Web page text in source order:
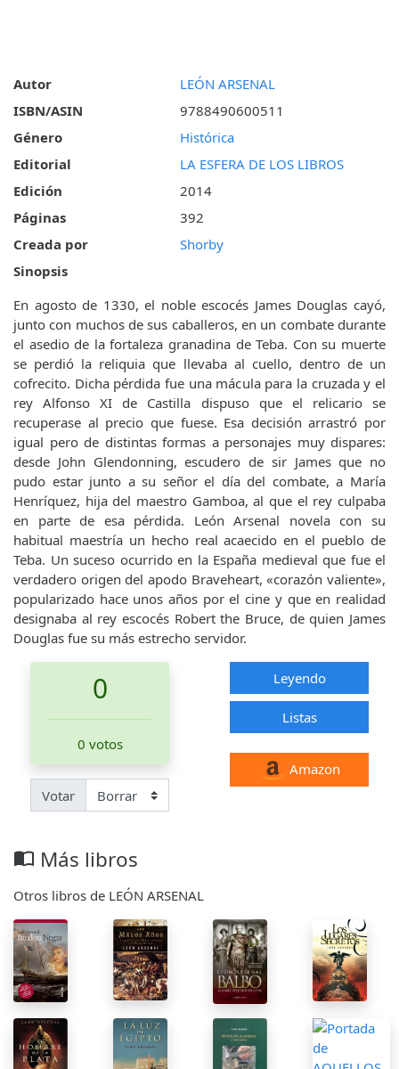
Autor
LEÓN ARSENAL
ISBN/ASIN
9788490600511
Género
Histórica
Editorial
LA ESFERA DE LOS LIBROS
Edición
2014
Páginas
392
Creada por
Shorby
Sinopsis
En agosto de 1330, el noble escocés James Douglas cayó,
junto con muchos de sus caballeros, en un combate durante
el asedio de la fortaleza granadina de Teba. Con su muerte
se perdió la reliquia que llevaba al cuello, dentro de un
cofrecito. Dicha pérdida fue una mácula para la cruzada y el
rey Alfonso XI de Castilla dispuso que el relicario se
recuperase al precio que fuese. Esa decisión arrastró por
igual pero de distintas formas a personajes muy dispares:
desde John Glendonning, escudero de sir James que no
pudo estar junto a su señor el día del combate, a María
Henríquez, hija del maestro Gamboa, al que el rey culpaba
en parte de esa pérdida. León Arsenal novela con su
habitual maestría un hecho real acaecido en el pueblo de
Teba. Un suceso ocurrido en la España medieval que fue el
verdadero origen del apodo Braveheart, «corazón valiente»,
popularizado hace unos años por el cine y que en realidad
designaba al rey escocés Robert the Bruce, de quien James
Douglas fue su más estrecho servidor.
0
0 votos
Votar
Leyendo
Listas
Amazon
import_contacts Más libros
Otros libros de LEÓN ARSENAL